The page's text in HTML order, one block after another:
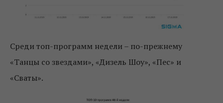
Среди топ-программ недели – по-прежнему
«Танцы со звездами», «Дизель Шоу», «Пес» и
«Сваты».